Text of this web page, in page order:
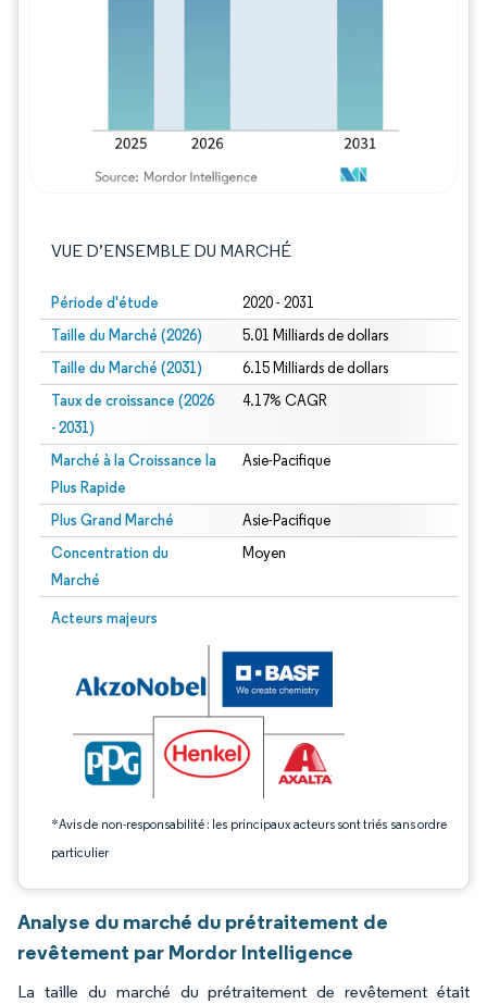
VUE D’ENSEMBLE DU MARCHÉ
Période d'étude 2020 - 2031
Taille du Marché (2026) 5.01 Milliards de dollars
Taille du Marché (2031) 6.15 Milliards de dollars
Taux de croissance (2026
- 2031)
4.17% CAGR
Marché à la Croissance la
Plus Rapide
Asie-Pacifique
Plus Grand Marché Asie-Pacifique
Concentration du
Marché
Moyen
Acteurs majeurs
*Avis de non-responsabilité : les principaux acteurs sont triés sans ordre
particulier
Image © Mordor Intelligence. La réutilisation nécessite une attribution sous CC
Analyse du marché du prétraitement de
revêtement par Mordor Intelligence
La taille du marché du prétraitement de revêtement était